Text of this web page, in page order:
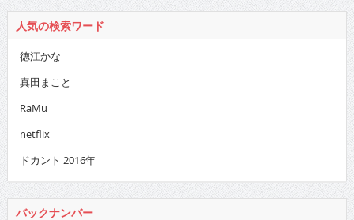
人気の検索ワード
徳江かな
真田まこと
RaMu
netflix
ドカント 2016年
バックナンバー